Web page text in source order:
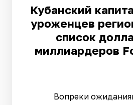
Кубанский
уроженцев
список
миллиардеров
Вопреки